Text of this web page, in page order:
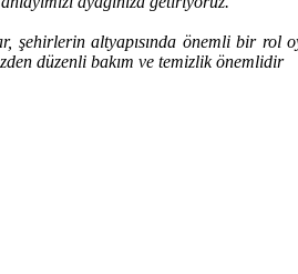
altyapısında önemli bir rol
düzenli bakım ve temizlik önemlidir